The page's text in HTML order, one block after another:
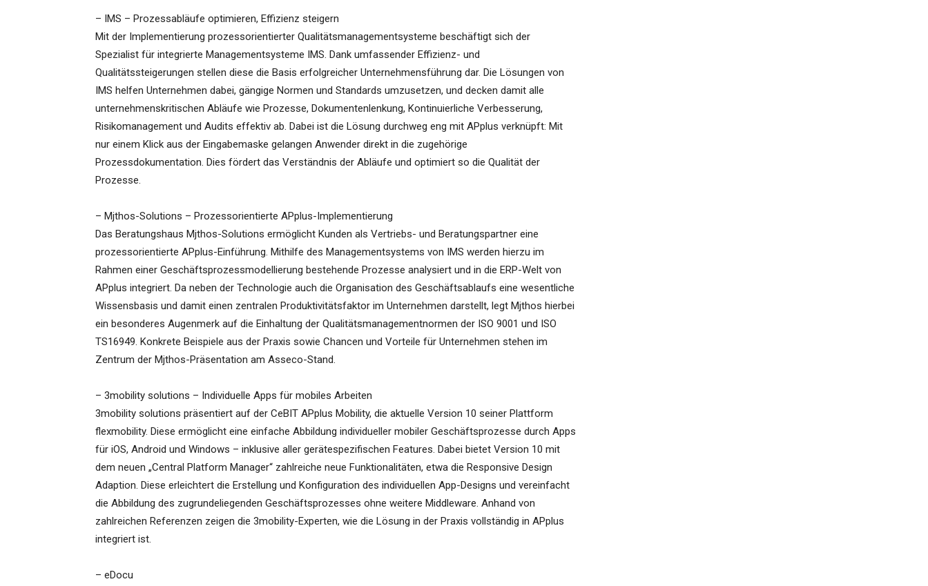
– IMS – Prozessabläufe optimieren, Effizienz steigern
Mit der Implementierung prozessorientierter Qualitätsmanagementsysteme beschäftigt sich der
Spezialist für integrierte Managementsysteme IMS. Dank umfassender Effizienz- und
Qualitätssteigerungen stellen diese die Basis erfolgreicher Unternehmensführung dar. Die Lösungen von
IMS helfen Unternehmen dabei, gängige Normen und Standards umzusetzen, und decken damit alle
unternehmenskritischen Abläufe wie Prozesse, Dokumentenlenkung, Kontinuierliche Verbesserung,
Risikomanagement und Audits effektiv ab. Dabei ist die Lösung durchweg eng mit APplus verknüpft: Mit
nur einem Klick aus der Eingabemaske gelangen Anwender direkt in die zugehörige
Prozessdokumentation. Dies fördert das Verständnis der Abläufe und optimiert so die Qualität der
Prozesse.
– Mjthos-Solutions – Prozessorientierte APplus-Implementierung
Das Beratungshaus Mjthos-Solutions ermöglicht Kunden als Vertriebs- und Beratungspartner eine
prozessorientierte APplus-Einführung. Mithilfe des Managementsystems von IMS werden hierzu im
Rahmen einer Geschäftsprozessmodellierung bestehende Prozesse analysiert und in die ERP-Welt von
APplus integriert. Da neben der Technologie auch die Organisation des Geschäftsablaufs eine wesentliche
Wissensbasis und damit einen zentralen Produktivitätsfaktor im Unternehmen darstellt, legt Mjthos hierbei
ein besonderes Augenmerk auf die Einhaltung der Qualitätsmanagementnormen der ISO 9001 und ISO
TS16949. Konkrete Beispiele aus der Praxis sowie Chancen und Vorteile für Unternehmen stehen im
Zentrum der Mjthos-Präsentation am Asseco-Stand.
– 3mobility solutions – Individuelle Apps für mobiles Arbeiten
3mobility solutions präsentiert auf der CeBIT APplus Mobility, die aktuelle Version 10 seiner Plattform
flexmobility. Diese ermöglicht eine einfache Abbildung individueller mobiler Geschäftsprozesse durch Apps
für iOS, Android und Windows – inklusive aller gerätespezifischen Features. Dabei bietet Version 10 mit
dem neuen „Central Platform Manager“ zahlreiche neue Funktionalitäten, etwa die Responsive Design
Adaption. Diese erleichtert die Erstellung und Konfiguration des individuellen App-Designs und vereinfacht
die Abbildung des zugrundeliegenden Geschäftsprozesses ohne weitere Middleware. Anhand von
zahlreichen Referenzen zeigen die 3mobility-Experten, wie die Lösung in der Praxis vollständig in APplus
integriert ist.
– eDocu